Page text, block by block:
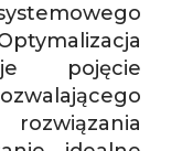
pojęcie